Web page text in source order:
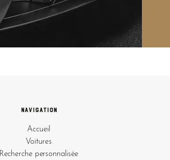
Navigation
Accueil
Voitures
Recherche personnalisée